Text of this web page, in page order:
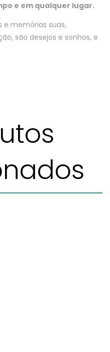
e em qualquer lugar.
e memórias suas,
são desejos e sonhos, e